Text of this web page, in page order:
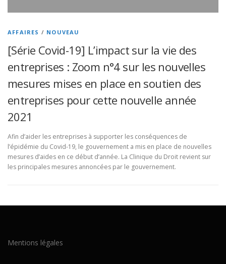
AFFAIRES / NOUVEAU
[Série Covid-19] L’impact sur la vie des
entreprises : Zoom n°4 sur les nouvelles
mesures mises en place en soutien des
entreprises pour cette nouvelle année
2021
Afin d’aider les entreprises à supporter les conséquences de
l’épidémie du Covid-19, le gouvernement a mis en place de nouvelles
mesures d’aides en ce début d’année. La Clinique du Droit revient sur
les principales mesures annoncées par le gouvernement.
Mentions légales